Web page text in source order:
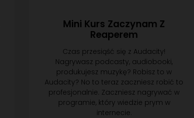
Mini Kurs Zaczynam Z
Reaperem
Czas przesiąść się z Audacity!
Nagrywasz podcasty, audiobooki,
produkujesz muzykę? Robisz to w
Audacity? No to teraz zaczniesz robić to
profesjonalnie. Zaczniesz nagrywać w
programie, który wiedzie prym w
internecie.